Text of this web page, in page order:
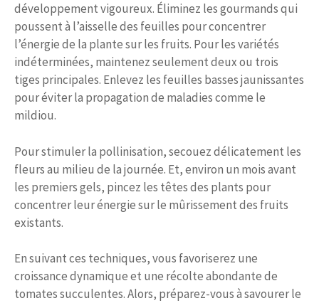
développement vigoureux. Éliminez les gourmands qui
poussent à l’aisselle des feuilles pour concentrer
l’énergie de la plante sur les fruits. Pour les variétés
indéterminées, maintenez seulement deux ou trois
tiges principales. Enlevez les feuilles basses jaunissantes
pour éviter la propagation de maladies comme le
mildiou.
Pour stimuler la pollinisation, secouez délicatement les
fleurs au milieu de la journée. Et, environ un mois avant
les premiers gels, pincez les têtes des plants pour
concentrer leur énergie sur le mûrissement des fruits
existants.
En suivant ces techniques, vous favoriserez une
croissance dynamique et une récolte abondante de
tomates succulentes. Alors, préparez-vous à savourer le